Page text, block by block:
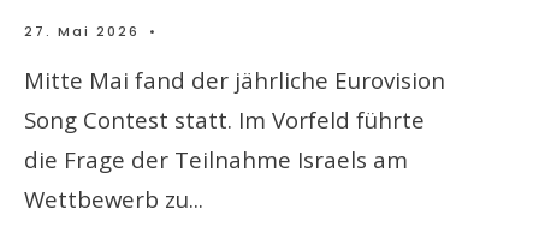
27. Mai 2026 •
Mitte Mai fand der jährliche Eurovision
Song Contest statt. Im Vorfeld führte
die Frage der Teilnahme Israels am
Wettbewerb zu...